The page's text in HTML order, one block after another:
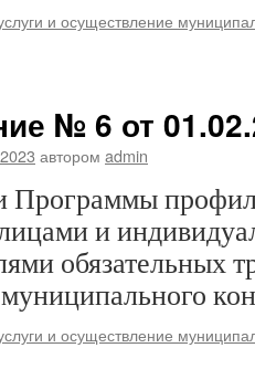
и осуществление
№ 6 от
автором admin
Программы
и
обязательных
и осуществление